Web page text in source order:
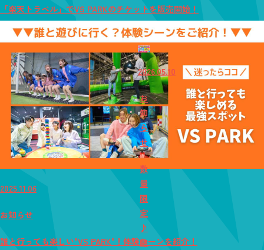
2026.05.10
お
知
ら
せ
数
量
限
定
♪
時
「楽天トラベル」でVS PARKのチケットを販売開始！
2025.11.06
お知らせ
誰と行っても楽しい"VS PARK"！体験シーンを紹介！